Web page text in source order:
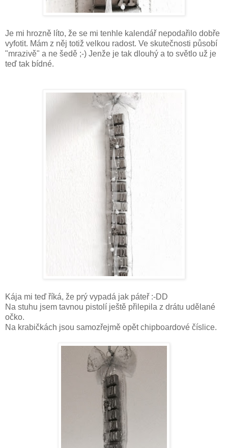
Je mi hrozně líto, že se mi tenhle kalendář nepodařilo dobře
vyfotit. Mám z něj totiž velkou radost. Ve skutečnosti působí
"mrazivě" a ne šedě ;-) Jenže je tak dlouhý a to světlo už je
teď tak bídné.
Kája mi teď říká, že prý vypadá jak páteř :-DD
Na stuhu jsem tavnou pistolí ještě přilepila z drátu udělané
očko.
Na krabičkách jsou samozřejmě opět chipboardové číslice.